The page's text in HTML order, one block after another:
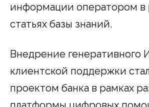
информации оператором в
статьях базы знаний.
Внедрение генеративного
клиентской поддержки
проектом банка в рамках